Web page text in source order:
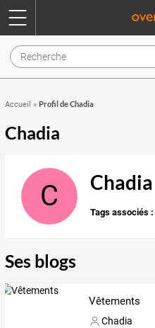
Accueil » Profil de Chadia
Chadia
C Chadia
Tags associés :
Ses blogs
Vêtements
Chadia